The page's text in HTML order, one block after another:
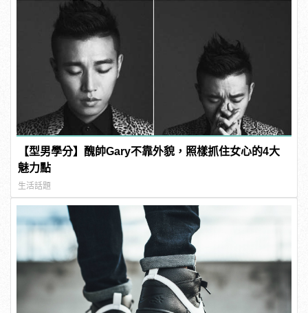
【型男學分】醜帥Gary不靠外貌，照樣抓住女心的4大
魅力點
生活話題